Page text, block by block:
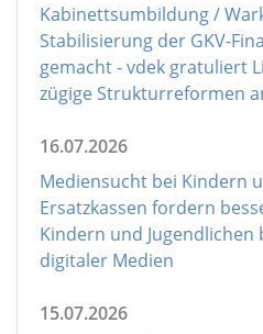
Kabinettsumbildung /
Stabilisierung der GKV-
gemacht - vdek gratuliert
zügige Strukturreformen
16.07.2026
Mediensucht bei Kindern
Ersatzkassen fordern
Kindern und Jugendlichen
digitaler Medien
15.07.2026